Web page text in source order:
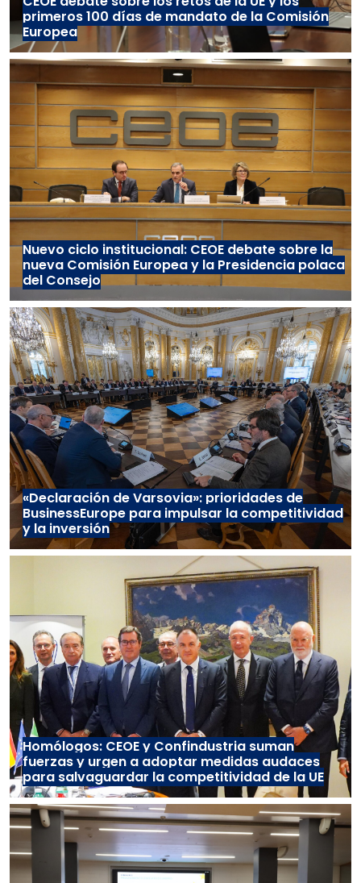
primeros 100 días de mandato de la Comisión
Europea
Nuevo ciclo institucional: CEOE debate sobre la
nueva Comisión Europea y la Presidencia polaca
del Consejo
«Declaración de Varsovia»: prioridades de
BusinessEurope para impulsar la competitividad
y la inversión
Homólogos: CEOE y Confindustria suman
fuerzas y urgen a adoptar medidas audaces
para salvaguardar la competitividad de la UE